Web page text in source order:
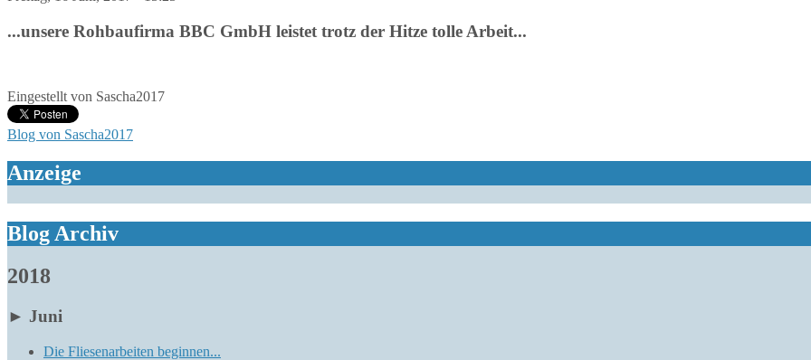
...unsere Rohbaufirma BBC GmbH leistet trotz der Hitze tolle Arbeit...
Eingestellt von Sascha2017
Blog von Sascha2017
Anzeige
Blog Archiv
2018
► Juni
Die Fliesenarbeiten beginnen...